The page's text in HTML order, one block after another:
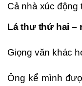
Cả nhà xúc động
Lá thư thứ hai –
Giọng văn khác
Ông kể mình